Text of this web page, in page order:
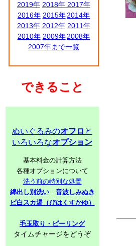
2019年 2018年 2017年
2016年 2015年 2014年
2013年 2012年 2011年
2010年 2009年 2008年
2007年まで一覧
できること
ぬいぐるみのオフロ と
いろいろなオプション
基本料金の計算方法
各種オプションについて
洗う前の特別な処置
綿出し別洗い
音波しみぬき
ビ白スカ湯（びはくすかゆ）
毛玉取り・ピーリング
タイムチャージをどうぞ